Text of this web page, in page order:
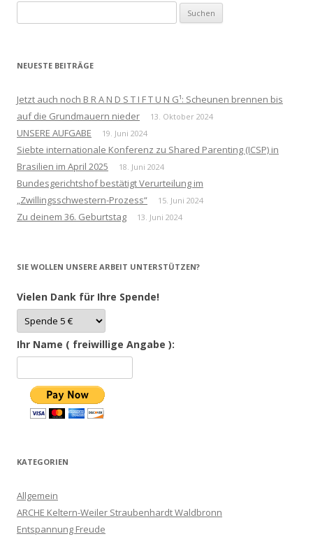
nach:
NEUESTE BEITRÄGE
Jetzt auch noch B R A N D S T I F T U N G¹: Scheunen brennen bis
auf die Grundmauern nieder
13. Oktober 2024
UNSERE AUFGABE 19. Juni 2024
Siebte internationale Konferenz zu Shared Parenting (ICSP) in
Brasilien im April 2025
18. Juni 2024
Bundesgerichtshof bestätigt Verurteilung im
„Zwillingsschwestern-Prozess“
15. Juni 2024
Zu deinem 36. Geburtstag 13. Juni 2024
SIE WOLLEN UNSERE ARBEIT UNTERSTÜTZEN?
Vielen Dank für Ihre Spende!
Ihr Name ( freiwillige Angabe ):
KATEGORIEN
Allgemein
ARCHE Keltern-Weiler Straubenhardt Waldbronn
Entspannung Freude